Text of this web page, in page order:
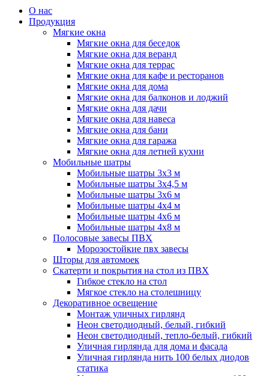
О нас
Продукция
Мягкие окна
Мягкие окна для беседок
Мягкие окна для веранд
Мягкие окна для террас
Мягкие окна для кафе и ресторанов
Мягкие окна для дома
Мягкие окна для балконов и лоджий
Мягкие окна для дачи
Мягкие окна для навеса
Мягкие окна для бани
Мягкие окна для гаража
Мягкие окна для летней кухни
Мобильные шатры
Мобильные шатры 3х3 м
Мобильные шатры 3х4,5 м
Мобильные шатры 3х6 м
Мобильные шатры 4х4 м
Мобильные шатры 4х6 м
Мобильные шатры 4х8 м
Полосовые завесы ПВХ
Морозостойкие пвх завесы
Шторы для автомоек
Скатерти и покрытия на стол из ПВХ
Гибкое стекло на стол
Мягкое стекло на столешницу
Декоративное освещение
Монтаж уличных гирлянд
Неон светодиодный, белый, гибкий
Неон светодиодный, тепло-белый, гибкий
Уличная гирлянда для дома и фасада
Уличная гирлянда нить 100 белых диодов
статика